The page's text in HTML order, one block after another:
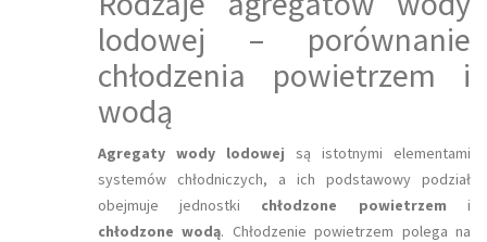
lodowej – porównanie
chłodzenia powietrzem i
wodą
Agregaty wody lodowej są istotnymi elementami
systemów chłodniczych, a ich podstawowy podział
obejmuje jednostki chłodzone powietrzem i
chłodzone wodą. Chłodzenie powietrzem polega na